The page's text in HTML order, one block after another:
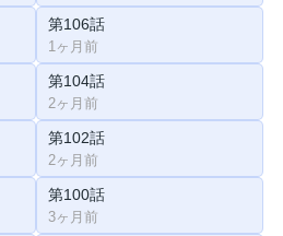
第106話
1ヶ月前
第104話
2ヶ月前
第102話
2ヶ月前
第100話
3ヶ月前